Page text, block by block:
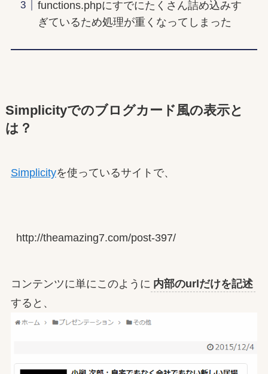
functions.phpにすでにたくさん詰め込みす
ぎているため処理が重くなってしまった
Simplicityでのブログカード風の表示と
は？
Simplicityを使っているサイトで、
http://theamazing7.com/post-397/
コンテンツに単にこのように 内部のurlだけを記述
すると、